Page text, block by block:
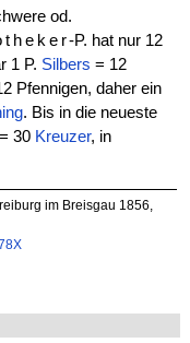
od.
-P. hat nur 12
1 P. Silbers = 12
Pfennigen, daher ein
. Bis in die neueste
30 Kreuzer, in
im Breisgau 1856,